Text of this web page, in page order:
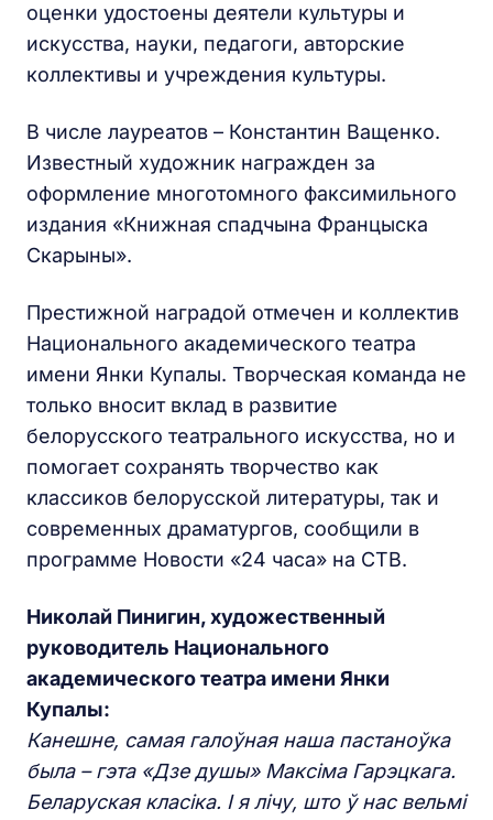
оценки удостоены деятели культуры и
искусства, науки, педагоги, авторские
коллективы и учреждения культуры.
В числе лауреатов – Константин Ващенко.
Известный художник награжден за
оформление многотомного факсимильного
издания «Книжная спадчына Францыска
Скарыны».
Престижной наградой отмечен и коллектив
Национального академического театра
имени Янки Купалы. Творческая команда не
только вносит вклад в развитие
белорусского театрального искусства, но и
помогает сохранять творчество как
классиков белорусской литературы, так и
современных драматургов, сообщили в
программе Новости «24 часа» на СТВ.
Николай Пинигин, художественный
руководитель Национального
академического театра имени Янки
Купалы:
Канешне, самая галоўная наша пастаноўка
была – гэта «Дзе душы» Максіма Гарэцкага.
Беларуская класіка. І я лічу, што ў нас вельмі